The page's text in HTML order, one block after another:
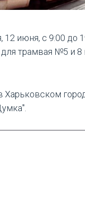
12 июня, с 9:00 до
трамвая №5 и 8
Харьковском